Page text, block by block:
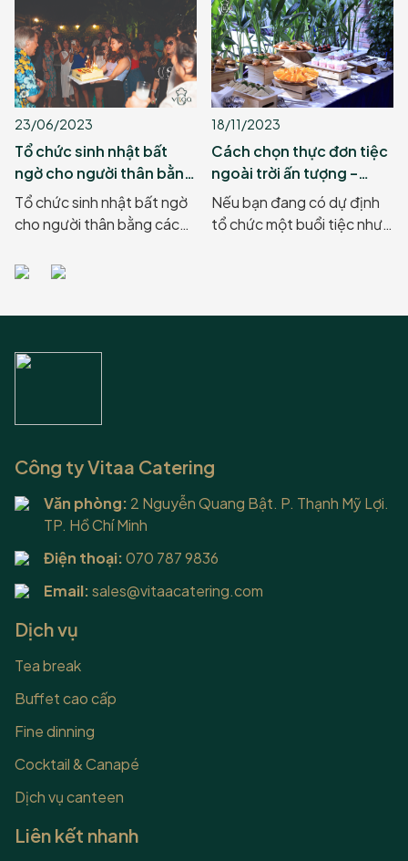
23/06/2023
Tổ chức sinh nhật bất
ngờ cho người thân bằng
cách nào?
Tổ chức sinh nhật bất ngờ
cho người thân bằng cách
gợi ý thú vị từ Vitaa
18/11/2023
Cách chọn thực đơn tiệc
ngoài trời ấn tượng –
Vitaa Catering
Nếu bạn đang có dự định
tổ chức một buổi tiệc như
tham khảo qua những gợi ý
Công ty Vitaa Catering
Văn phòng: 2 Nguyễn Quang Bật. P. Thạnh Mỹ Lợi.
TP. Hồ Chí Minh
Điện thoại:070 787 9836
Email:sales@vitaacatering.com
Dịch vụ
Tea break
Buffet cao cấp
Fine dinning
Cocktail & Canapé
Dịch vụ canteen
Liên kết nhanh